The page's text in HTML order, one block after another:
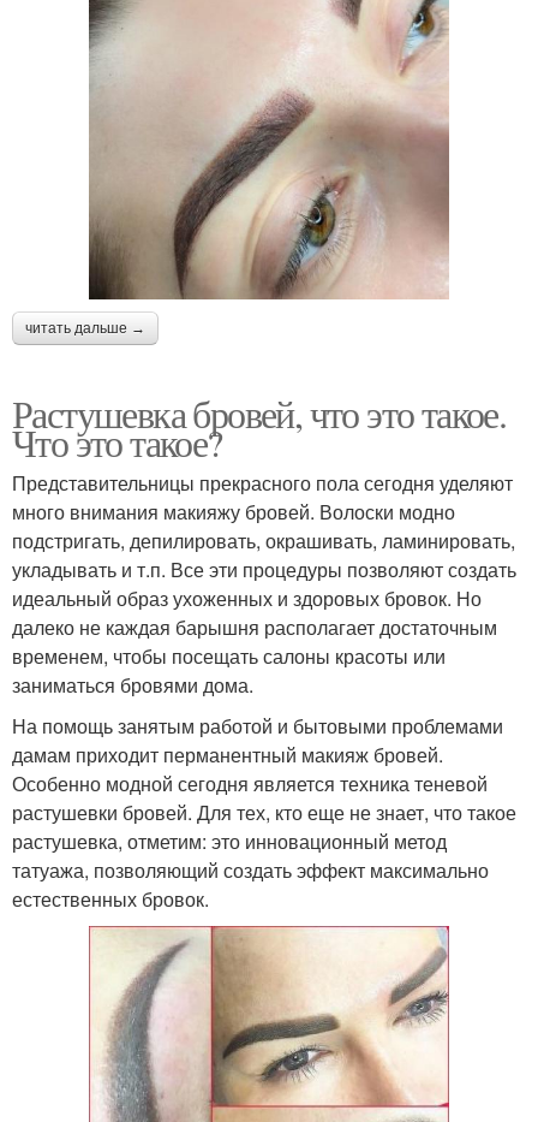
читать дальше →
Растушевка бровей, что это такое.
Что это такое?
Представительницы прекрасного пола сегодня уделяют
много внимания макияжу бровей. Волоски модно
подстригать, депилировать, окрашивать, ламинировать,
укладывать и т.п. Все эти процедуры позволяют создать
идеальный образ ухоженных и здоровых бровок. Но
далеко не каждая барышня располагает достаточным
временем, чтобы посещать салоны красоты или
заниматься бровями дома.
На помощь занятым работой и бытовыми проблемами
дамам приходит перманентный макияж бровей.
Особенно модной сегодня является техника теневой
растушевки бровей. Для тех, кто еще не знает, что такое
растушевка, отметим: это инновационный метод
татуажа, позволяющий создать эффект максимально
естественных бровок.